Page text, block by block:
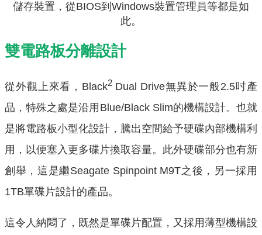
儲存裝置，從BIOS到Windows裝置管理員等都是如
此。
雙電路板分離設計
從外觀上來看，Black2 Dual Drive無異於一般2.5吋產
品，特殊之處是沿用Blue/Black Slim的機構設計。也就
是將電路板小型化設計，騰出空間給予硬碟內部機構利
用，以便塞入更多碟片換取容量。此外硬碟部分也有新
創舉，這是繼Seagate Spinpoint M9T之後，另一採用
1TB單碟片設計的產品。
這令人納悶了，既然是單碟片配置，又採用薄型機構設